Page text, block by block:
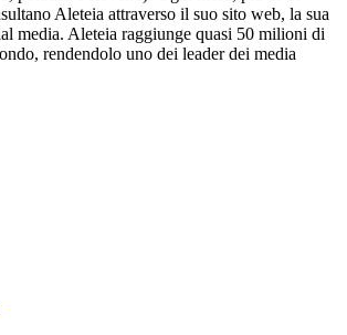
Aleteia attraverso il suo sito web, la sua
media. Aleteia raggiunge quasi 50 milioni di
rendendolo uno dei leader dei media